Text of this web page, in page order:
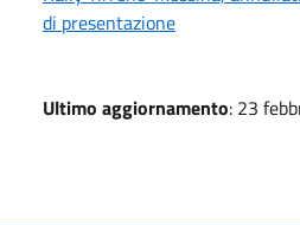
di presentazione
Ultimo aggiornamento: 23